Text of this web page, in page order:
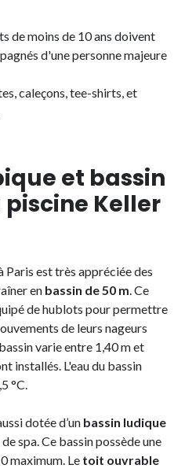
de moins de 10 ans doivent
d'une personne majeure
caleçons, tee-shirts, et
et bassin
Keller
Paris est très appréciée des
en bassin de 50 m. Ce
de hublots pour permettre
de leurs nageurs
varie entre 1,40 m et
installés. L'eau du bassin
°C.
dotée d’un bassin ludique
spa. Ce bassin possède une
maximum. Le toit ouvrable